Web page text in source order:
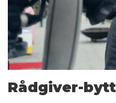
Rådgiver-